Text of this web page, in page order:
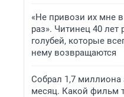
«Не привози их мне в
раз». Читинец 40 лет
голубей, которые
нему возвращаются
Собрал 1,7 миллиона
месяц. Какой фильм